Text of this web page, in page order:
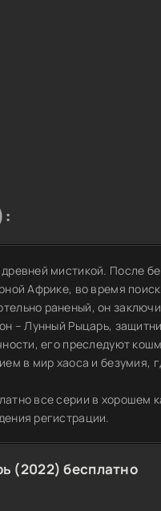
мистикой. После
Африке, во время
раненый, он
– Лунный Рыцарь,
его преследуют
в мир хаоса и безумия,
все серии в хорошем
регистрации.
(2022) бесплатно